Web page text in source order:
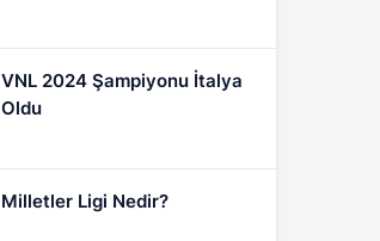
VNL 2024 Şampiyonu İtalya
Oldu
Milletler Ligi Nedir?